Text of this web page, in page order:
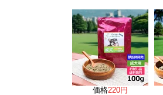
価格220円